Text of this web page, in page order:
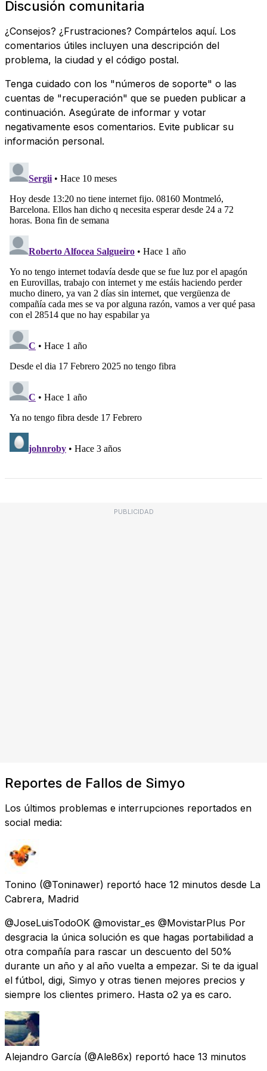
Discusión comunitaria
¿Consejos? ¿Frustraciones? Compártelos aquí. Los
comentarios útiles incluyen una descripción del
problema, la ciudad y el código postal.
Tenga cuidado con los "números de soporte" o las
cuentas de "recuperación" que se pueden publicar a
continuación. Asegúrate de informar y votar
negativamente esos comentarios. Evite publicar su
información personal.
PUBLICIDAD
Reportes de Fallos de Simyo
Los últimos problemas e interrupciones reportados en
social media:
Tonino (@Toninawer) reportó hace 12 minutos desde La
Cabrera, Madrid
@JoseLuisTodoOK @movistar_es @MovistarPlus Por
desgracia la única solución es que hagas portabilidad a
otra compañía para rascar un descuento del 50%
durante un año y al año vuelta a empezar. Si te da igual
el fútbol, digi, Simyo y otras tienen mejores precios y
siempre los clientes primero. Hasta o2 ya es caro.
Alejandro García (@Ale86x) reportó hace 13 minutos